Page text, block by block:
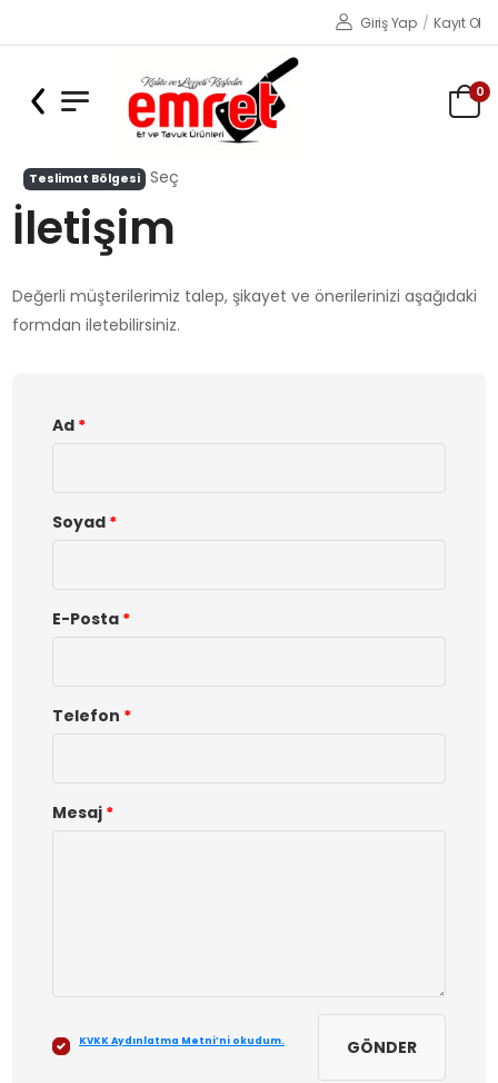
Giriş Yap / Kayıt Ol
0
Teslimat Bölgesi Seç
İletişim
Değerli müşterilerimiz talep, şikayet ve önerilerinizi aşağıdaki
formdan iletebilirsiniz.
Ad *
Soyad *
E-Posta *
Telefon *
Mesaj *
KVKK Aydınlatma Metni’ni okudum. GÖNDER